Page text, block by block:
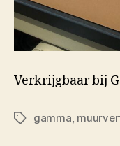
Verkrijgbaar bij
Tagsgamma,